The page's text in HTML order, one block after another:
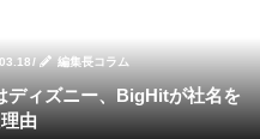
/ 編集長コラム
由